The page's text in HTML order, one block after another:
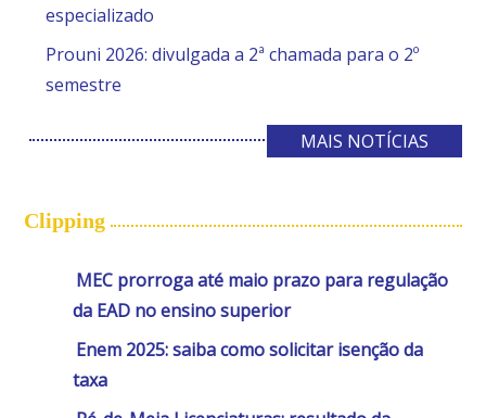
especializado
Prouni 2026: divulgada a 2ª chamada para o 2º
semestre
MAIS NOTÍCIAS
Clipping
MEC prorroga até maio prazo para regulação
da EAD no ensino superior
Enem 2025: saiba como solicitar isenção da
taxa